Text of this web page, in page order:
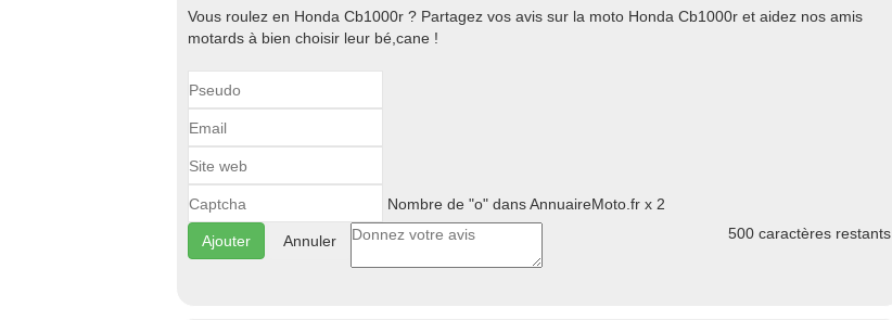
Vous roulez en Honda Cb1000r ? Partagez vos avis sur la moto Honda Cb1000r et aidez nos amis
motards à bien choisir leur bé,cane !
Nombre de "o" dans AnnuaireMoto.fr x 2
Annuler 500 caractères restants